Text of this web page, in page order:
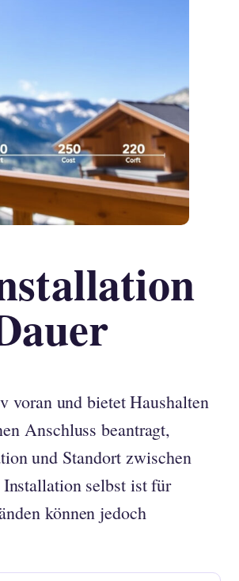
voran und bietet Haushalten
Anschluss beantragt,
und Standort zwischen
selbst ist für
können jedoch